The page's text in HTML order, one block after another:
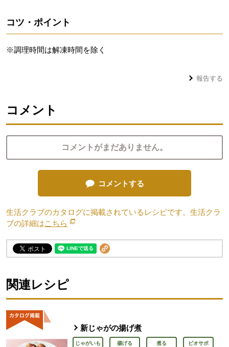
コツ・ポイント
※調理時間は解凍時間を除く
報告する
コメント
コメントがまだありません。
コメントする
生活クラブのカタログに掲載されているレシピです。生活クラ
ブの詳細はこちら 別のウィンドウで開きます。
関連レシピ
新じゃがの揚げ煮
じゃがいも 揚げる 煮る ビオサポ